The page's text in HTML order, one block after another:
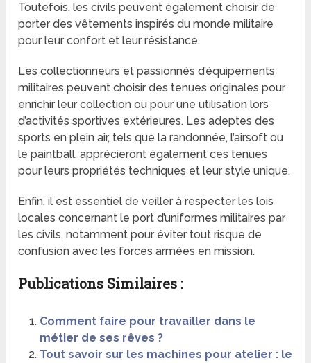
Toutefois, les civils peuvent également choisir de
porter des vêtements inspirés du monde militaire
pour leur confort et leur résistance.
Les collectionneurs et passionnés d’équipements
militaires peuvent choisir des tenues originales pour
enrichir leur collection ou pour une utilisation lors
d’activités sportives extérieures. Les adeptes des
sports en plein air, tels que la randonnée, l’airsoft ou
le paintball, apprécieront également ces tenues
pour leurs propriétés techniques et leur style unique.
Enfin, il est essentiel de veiller à respecter les lois
locales concernant le port d’uniformes militaires par
les civils, notamment pour éviter tout risque de
confusion avec les forces armées en mission.
Publications Similaires :
Comment faire pour travailler dans le
métier de ses rêves ?
Tout savoir sur les machines pour atelier : le